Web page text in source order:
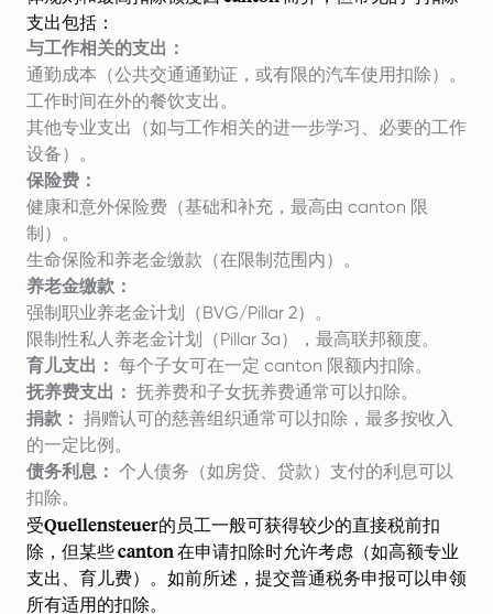
支出包括：
与工作相关的支出：
通勤成本（公共交通通勤证，或有限的汽车使用扣除）。
工作时间在外的餐饮支出。
其他专业支出（如与工作相关的进一步学习、必要的工作
设备）。
保险费：
健康和意外保险费（基础和补充，最高由 canton 限
制）。
生命保险和养老金缴款（在限制范围内）。
养老金缴款：
强制职业养老金计划（BVG/Pillar 2）。
限制性私人养老金计划（Pillar 3a），最高联邦额度。
育儿支出： 每个子女可在一定 canton 限额内扣除。
抚养费支出： 抚养费和子女抚养费通常可以扣除。
捐款： 捐赠认可的慈善组织通常可以扣除，最多按收入
的一定比例。
债务利息： 个人债务（如房贷、贷款）支付的利息可以
扣除。
受Quellensteuer的员工一般可获得较少的直接税前扣
除，但某些 canton 在申请扣除时允许考虑（如高额专业
支出、育儿费）。如前所述，提交普通税务申报可以申领
所有适用的扣除。